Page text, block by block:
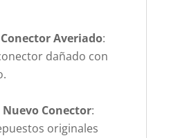
Averiado:
dañado con
Conector:
originales